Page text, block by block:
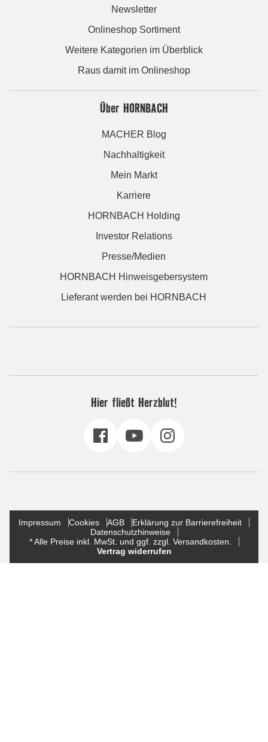
Newsletter
Onlineshop Sortiment
Weitere Kategorien im Überblick
Raus damit im Onlineshop
Über HORNBACH
MACHER Blog
Nachhaltigkeit
Mein Markt
Karriere
HORNBACH Holding
Investor Relations
Presse/Medien
HORNBACH Hinweisgebersystem
Lieferant werden bei HORNBACH
Hier fließt Herzblut!
Impressum Cookies AGB
Erklärung zur Barrierefreiheit
Datenschutzhinweise
* Alle Preise inkl. MwSt. und ggf. zzgl. Versandkosten.
Vertrag widerrufen